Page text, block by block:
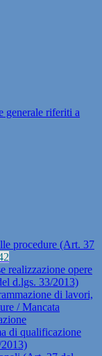
generale riferiti a
procedure (Art. 37
realizzazione opere
d.lgs. 33/2013)
di lavori,
/ Mancata
di qualificazione